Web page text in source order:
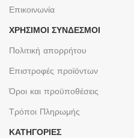
Επικοινωνία
ΧΡΉΣΙΜΟΙ ΣΎΝΔΕΣΜΟΙ
Πολιτική απορρήτου
Επιστροφές προϊόντων
Όροι και προϋποθέσεις
Τρόποι Πληρωμής
ΚΑΤΗΓΟΡΙΕΣ